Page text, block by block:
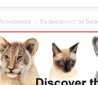
Възможност за